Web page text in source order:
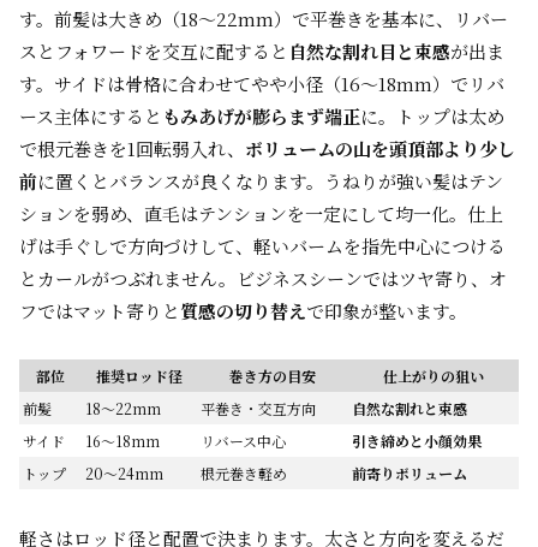
す。前髪は大きめ（18〜22mm）で平巻きを基本に、リバー
スとフォワードを交互に配すると 自然な割れ目と束感が出ま
す。サイドは骨格に合わせてやや小径（16〜18mm）でリバ
ース主体にすると もみあげが膨らまず端正に。トップは太め
で根元巻きを1回転弱入れ、 ボリュームの山を頭頂部より少し
前に置くとバランスが良くなります。うねりが強い髪はテン
ションを弱め、直毛はテンションを一定にして均一化。仕上
げは手ぐしで方向づけして、軽いバームを指先中心につける
とカールがつぶれません。ビジネスシーンではツヤ寄り、オ
フではマット寄りと質感の切り替えで印象が整います。
部位 推奨ロッド径 巻き方の目安
仕上がりの狙い
前髪
18〜22mm 平巻き・交互方向
自然な割れと束感
サイド
16〜18mm リバース中心
引き締めと小顔効果
トップ
20〜24mm 根元巻き軽め 前寄りボリューム
軽さはロッド径と配置で決まります。太さと方向を変えるだ